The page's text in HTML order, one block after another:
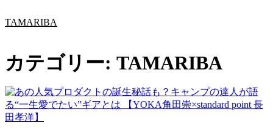
容
キ
ッ
プ
TAMARIBA
カテゴリー: TAMARIBA